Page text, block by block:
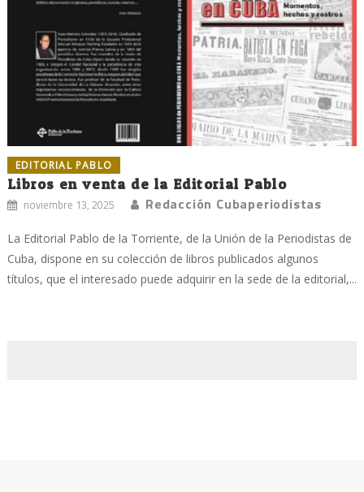
EDITORIAL PABLO
Libros en venta de la Editorial Pablo
noviembre 13, 2025 Redacción Cubaperiodistas
La Editorial Pablo de la Torriente, de la Unión de la Periodistas de
Cuba, dispone en su colección de libros publicados algunos
títulos, que el interesado puede adquirir en la sede de la editorial,...